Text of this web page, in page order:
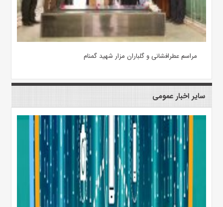
مراسم عطرافشانی و گلباران مزار شهید گمنام
سایر اخبار عمومی